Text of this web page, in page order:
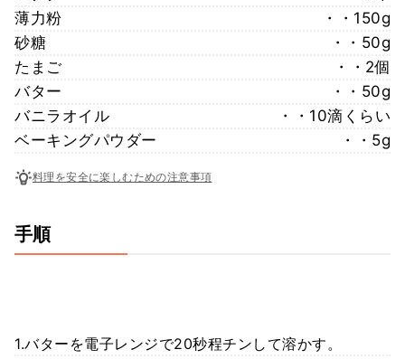
薄力粉
・・150g
砂糖
・・50g
たまご
・・2個
バター
・・50g
バニラオイル
・・10滴くらい
ベーキングパウダー
・・5g
料理を安全に楽しむための注意事項
手順
1.バターを電子レンジで20秒程チンして溶かす。